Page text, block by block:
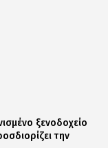
ξενοδοχείο
την